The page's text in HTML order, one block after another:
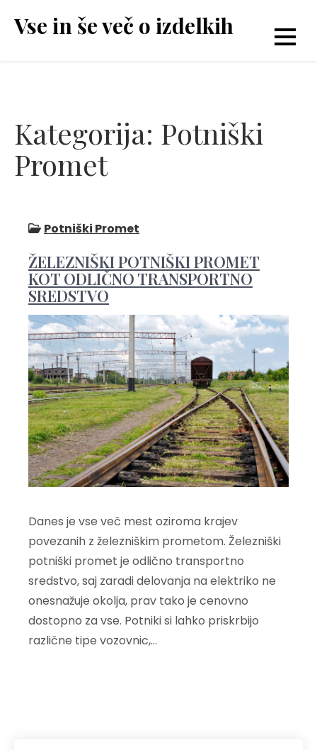
Vse in še več o izdelkih
Kategorija: Potniški
Promet
Potniški Promet
ŽELEZNIŠKI POTNIŠKI PROMET
KOT ODLIČNO TRANSPORTNO
SREDSTVO
Danes je vse več mest oziroma krajev
povezanih z železniškim prometom. Železniški
potniški promet je odlično transportno
sredstvo, saj zaradi delovanja na elektriko ne
onesnažuje okolja, prav tako je cenovno
dostopno za vse. Potniki si lahko priskrbijo
različne tipe vozovnic,…